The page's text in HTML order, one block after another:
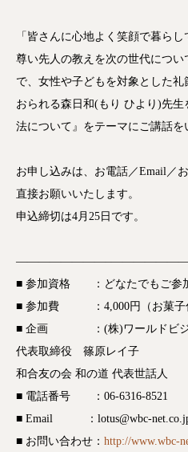
「皆さんに心地よく笑顔で暮ら
尊い先人の教えを次の世代につい
で、女性や子どもを対象とした礼
おられる森日和(もり ひより)先
法について』 をテーマにご講話を
お申し込みは、お電話／Email／
直接お願いいたします。
申込締切は4月25日です。
————————–
■ 参加資格 ：どなたでもご参
■ 参加費 ：4,000円（お菓子付
■ 企画 ：(株)ワールドビジ
代表取締役 篠原レイ子
和合友の会 和の道 代表世話人
■ 電話番号 ：06-6316-8521
■ Email ：lotus@wbc-net.co.
■ お問い合わせ： http://www.wbc-